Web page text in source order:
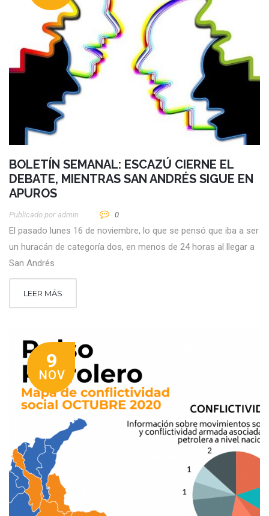
BOLETÍN SEMANAL: ESCAZÚ CIERNE EL
DEBATE, MIENTRAS SAN ANDRÉS SIGUE EN
APUROS
Publicado por Admin 0
El pasado lunes 16 de noviembre, lo que se pensó que iba a ser
un huracán de categoría dos, en menos de 24 horas al llegar a
San Andrés
LEER MÁS
9
NOV